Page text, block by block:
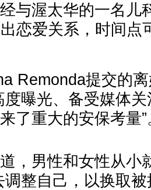
与渥太华的一名儿
恋爱关系，时间点
Remonda提交的
度曝光、备受媒体
了重大的安保考量”
，男性和女性从小
调整自己，以换取